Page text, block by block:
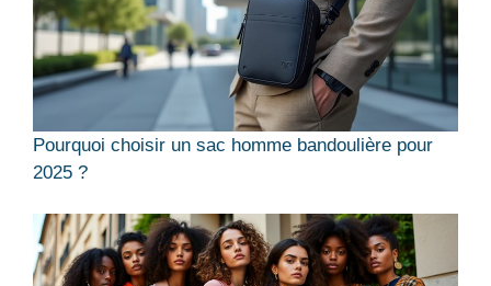
Pourquoi choisir un sac homme bandoulière pour
2025 ?